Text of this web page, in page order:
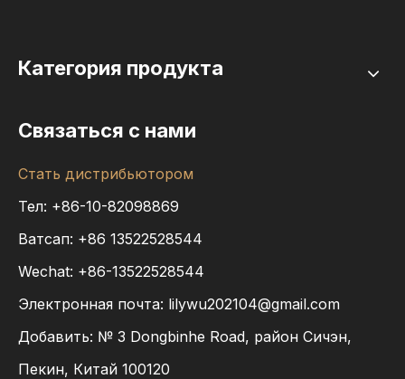
Категория продукта
Связаться с нами
Стать дистрибьютором
Тел: +86-10-82098869
Ватсап: +86 13522528544
Wechat: +86-13522528544
Электронная почта: lilywu202104@gmail.com
Добавить: № 3 Dongbinhe Road, район Сичэн,
Пекин, Китай 100120